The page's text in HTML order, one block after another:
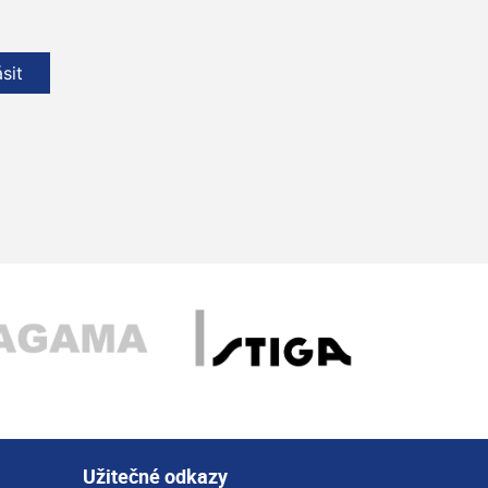
Užitečné odkazy